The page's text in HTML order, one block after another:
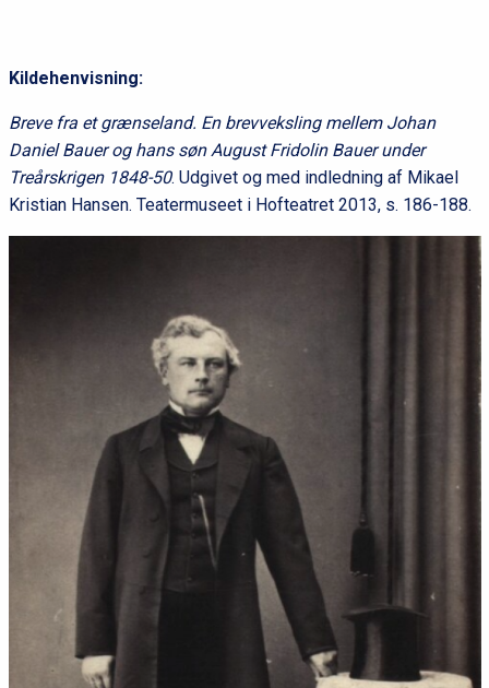
Kildehenvisning:
Breve fra et grænseland. En brevveksling mellem Johan
Daniel Bauer og hans søn August Fridolin Bauer under
Treårskrigen 1848-50. Udgivet og med indledning af Mikael
Kristian Hansen. Teatermuseet i Hofteatret 2013, s. 186-188.